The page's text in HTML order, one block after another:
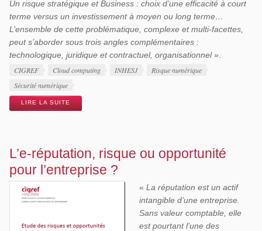
Un risque stratégique et Business : choix d’une efficacité à court
terme versus un investissement à moyen ou long terme…
L’ensemble de cette problématique, complexe et multi-facettes,
peut s’aborder sous trois angles complémentaires :
technologique, juridique et contractuel, organisationnel».
Étiquettes
CIGREF Cloud computing INHESJ
Risque numérique
Sécurité numérique
LIRE LA SUITE
L’e-réputation, risque ou opportunité
pour l’entreprise ?
« La réputation est un actif
intangible d’une entreprise.
Sans valeur comptable, elle
est pourtant l’une des